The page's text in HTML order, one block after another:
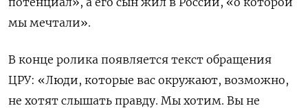
мы мечтали».
В конце ролика появляется текст обращения
ЦРУ: «Люди, которые вас окружают, возможно,
не хотят слышать правду. Мы хотим. Вы не